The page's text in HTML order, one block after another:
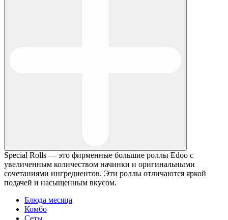
Special Rolls — это фирменные большие роллы Edoo с
увеличенным количеством начинки и оригинальными
сочетаниями ингредиентов. Эти роллы отличаются яркой
подачей и насыщенным вкусом.
Блюда месяца
Комбо
Сеты